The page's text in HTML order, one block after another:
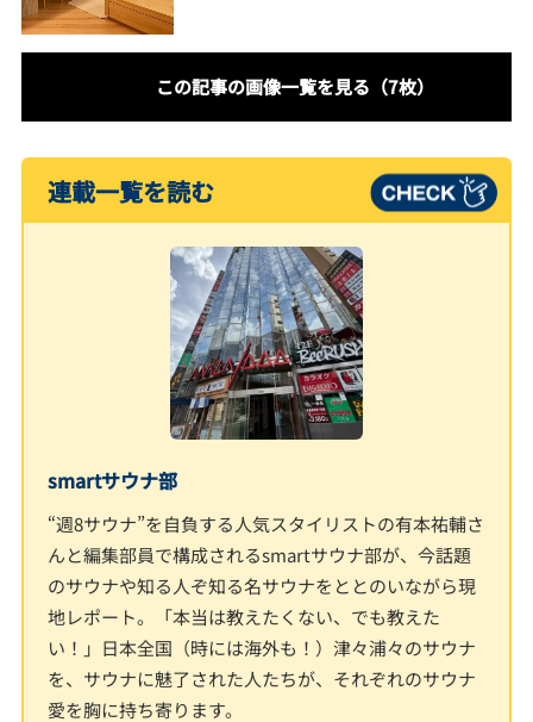
この記事の画像一覧を見る（7枚）
連載一覧を読む
smartサウナ部
“週8サウナ”を自負する人気スタイリストの有本祐輔さ
んと編集部員で構成されるsmartサウナ部が、今話題
のサウナや知る人ぞ知る名サウナをととのいながら現
地レポート。「本当は教えたくない、でも教えた
い！」日本全国（時には海外も！）津々浦々のサウナ
を、サウナに魅了された人たちが、それぞれのサウナ
愛を胸に持ち寄ります。